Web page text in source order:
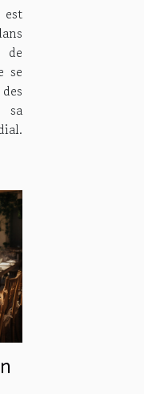
est
de
se
sa